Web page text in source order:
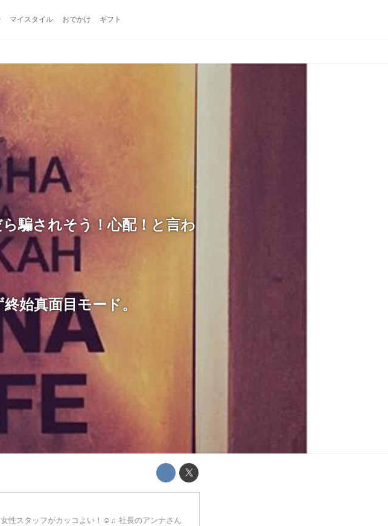
マイスタイル おでかけ ギフト
騙されそう！心配！と言わ
始真面目モード。
性スタッフがカッコよい！☺︎♫ 社長のアンナさん